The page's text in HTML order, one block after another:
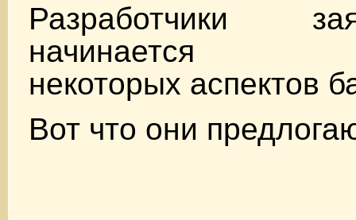
Разработчики
начинается
некоторых аспектов
Вот что они